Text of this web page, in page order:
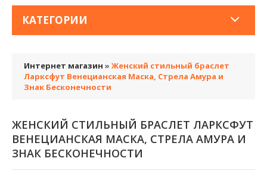
КАТЕГОРИИ
Интернет магазин » Женский стильный браслет
Ларксфут Венецианская Маска, Стрела Амура и
Знак Бесконечности
ЖЕНСКИЙ СТИЛЬНЫЙ БРАСЛЕТ ЛАРКСФУТ
ВЕНЕЦИАНСКАЯ МАСКА, СТРЕЛА АМУРА И
ЗНАК БЕСКОНЕЧНОСТИ